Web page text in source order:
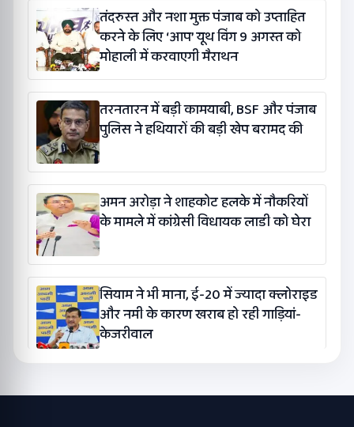
तंदरुस्त और नशा मुक्त पंजाब को उप्ताहित
करने के लिए ‘आप’ यूथ विंग 9 अगस्त को
मोहाली में करवाएगी मैराथन
तरनतारन में बड़ी कामयाबी, BSF और पंजाब
पुलिस ने हथियारों की बड़ी खेप बरामद की
अमन अरोड़ा ने शाहकोट हलके में नौकरियों
के मामले में कांग्रेसी विधायक लाडी को घेरा
सियाम ने भी माना, ई-20 में ज्यादा क्लोराइड
और नमी के कारण खराब हो रही गाड़ियां-
केजरीवाल